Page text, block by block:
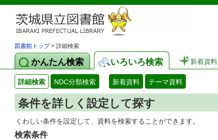
図書館トップ> 詳細検索
かんたん検索 いろいろ検索 新着資料
詳細検索 NDC分類検索 新着資料 テーマ資料
条件を詳しく設定して探す
くわしい条件を設定して、資料を検索することができます。
検索条件